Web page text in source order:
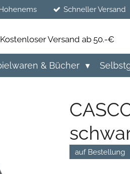
Schneller Versand
Kostenloser Versand ab 50.-€
& Bücher
auf Bestellung